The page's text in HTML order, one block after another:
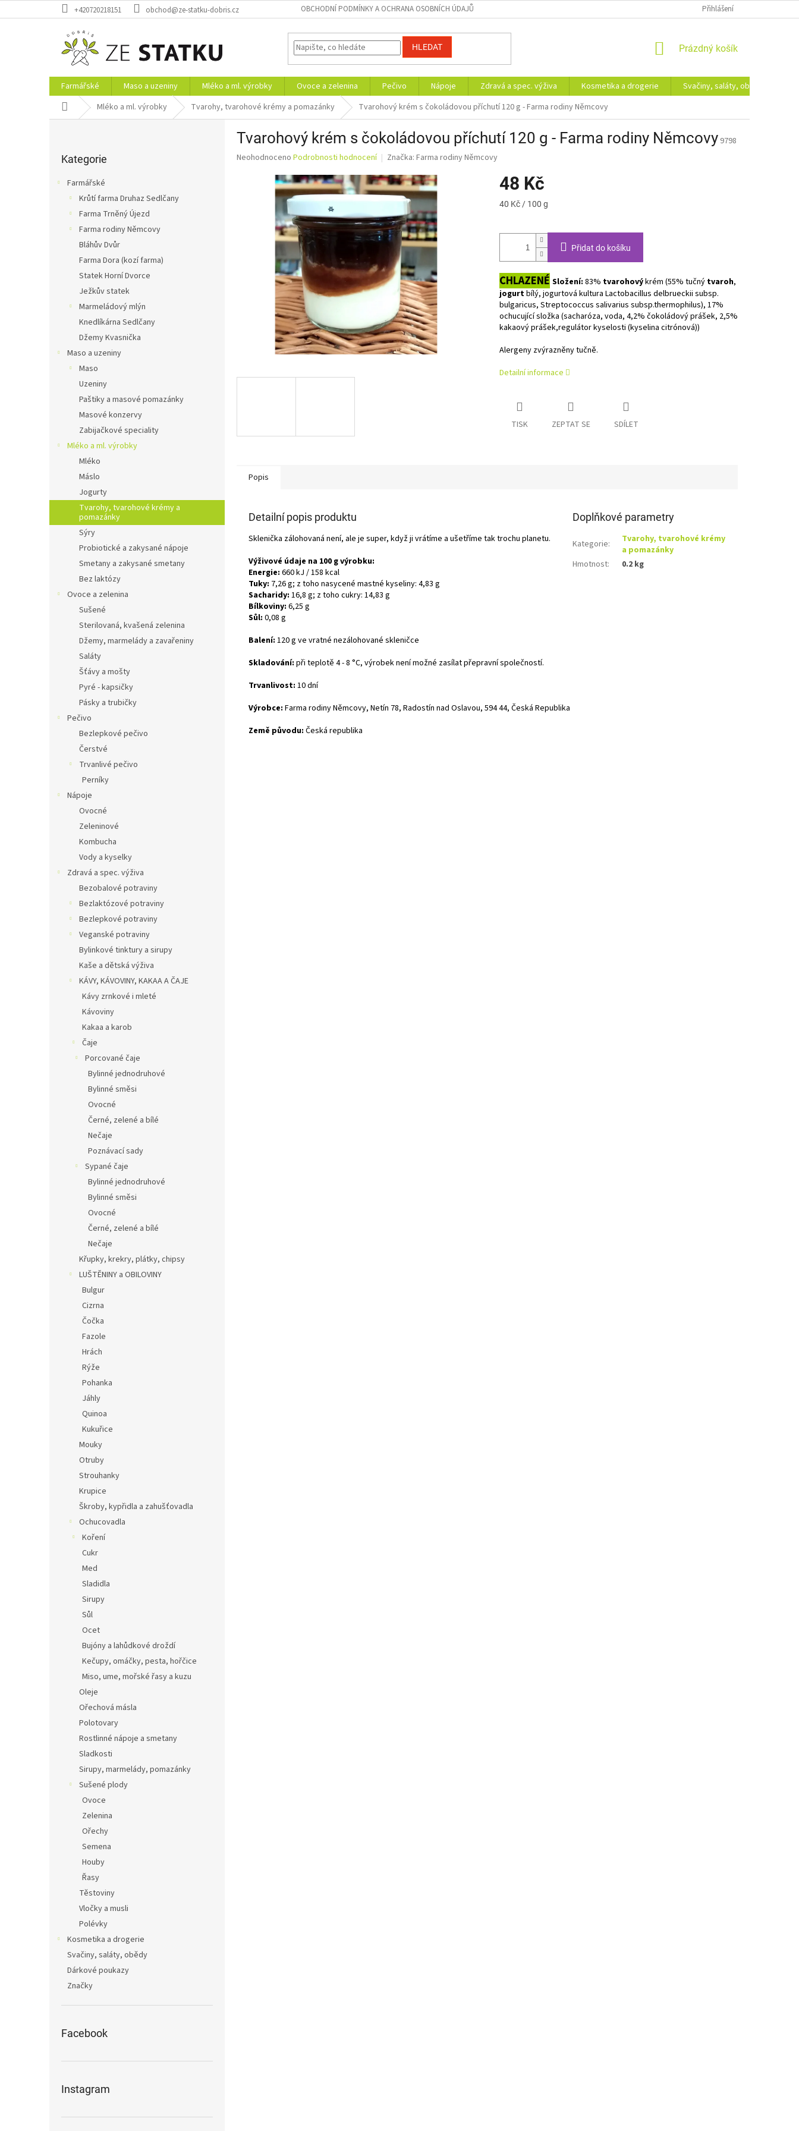
na
+420720218151 obchod@ze-statku-dobris.cz OBCHODNÍ PODMÍNKY A OCHRANA OSOBNÍCH ÚDAJŮ Přihlášení
HLEDAT
NÁKUPNÍ
Prázdný košík
Farmářské Maso a uzeniny Mléko a ml. výrobky Ovoce a zelenina Pečivo Nápoje Zdravá a spec. výživa Kosmetika a drogerie Svačiny, saláty, obědy
Domů Mléko a ml. výrobky Tvarohy, tvarohové krémy a pomazánky Tvarohový krém s čokoládovou příchutí 120 g - Farma rodiny Němcovy
kategorie
Kategorie
Farmářské
Krůtí farma Druhaz Sedlčany
Farma Trněný Újezd
Farma rodiny Němcovy
Bláhův Dvůr
Farma Dora (kozí farma)
Statek Horní Dvorce
Ježkův statek
Marmeládový mlýn
Knedlíkárna Sedlčany
Džemy Kvasnička
Maso a uzeniny
Maso
Uzeniny
Paštiky a masové pomazánky
Masové konzervy
Zabijačkové speciality
Mléko a ml. výrobky
Mléko
Máslo
Jogurty
Tvarohy, tvarohové krémy a
pomazánky
Sýry
Probiotické a zakysané nápoje
Smetany a zakysané smetany
Bez laktózy
Ovoce a zelenina
Sušené
Sterilovaná, kvašená zelenina
Džemy, marmelády a zavařeniny
Saláty
Šťávy a mošty
Pyré - kapsičky
Pásky a trubičky
Pečivo
Bezlepkové pečivo
Čerstvé
Trvanlivé pečivo
Perníky
Nápoje
Ovocné
Zeleninové
Kombucha
Vody a kyselky
Zdravá a spec. výživa
Bezobalové potraviny
Bezlaktózové potraviny
Bezlepkové potraviny
Veganské potraviny
Bylinkové tinktury a sirupy
Kaše a dětská výživa
KÁVY, KÁVOVINY, KAKAA A ČAJE
Kávy zrnkové i mleté
Kávoviny
Kakaa a karob
Čaje
Porcované čaje
Bylinné jednodruhové
Bylinné směsi
Ovocné
Černé, zelené a bílé
Nečaje
Poznávací sady
Sypané čaje
Bylinné jednodruhové
Bylinné směsi
Ovocné
Černé, zelené a bílé
Nečaje
Křupky, krekry, plátky, chipsy
LUŠTĚNINY a OBILOVINY
Bulgur
Cizrna
Čočka
Fazole
Hrách
Rýže
Pohanka
Jáhly
Quinoa
Kukuřice
Mouky
Otruby
Strouhanky
Krupice
Škroby, kypřidla a zahušťovadla
Ochucovadla
Koření
Cukr
Med
Sladidla
Sirupy
Sůl
Ocet
Bujóny a lahůdkové droždí
Kečupy, omáčky, pesta, hořčice
Miso, ume, mořské řasy a kuzu
Oleje
Ořechová másla
Polotovary
Rostlinné nápoje a smetany
Sladkosti
Sirupy, marmelády, pomazánky
Sušené plody
Ovoce
Zelenina
Ořechy
Semena
Houby
Řasy
Těstoviny
Vločky a musli
Polévky
Kosmetika a drogerie
Svačiny, saláty, obědy
Dárkové poukazy
Značky
Facebook
Instagram
Tvarohový krém s čokoládovou příchutí 120 g - Farma rodiny Němcovy 9798
Průměrné
Neohodnoceno Podrobnosti hodnocení Značka: Farma rodiny Němcovy
48 Kč
Měrná
40 Kč / 100 g
Přidat do košíku
CHLAZENÉ Složení: 83% tvarohovýkrém (55% tučný tvaroh,
jogurtbílý, jogurtová kultura Lactobacillus delbrueckii subsp.
bulgaricus, Streptococcus salivarius subsp.thermophilus), 17%
ochucující složka (sacharóza, voda, 4,2% čokoládový prášek, 2,5%
kakaový prášek,regulátor kyselosti (kyselina citrónová))
Alergeny zvýrazněny tučně.
Detailní informace
TISK ZEPTAT SE SDÍLET
Popis
Detailní popis produktu
Sklenička zálohovaná není, ale je super, když ji vrátíme a ušetříme tak trochu planetu.
Výživové údaje na 100 g výrobku:
Energie: 660 kJ / 158 kcal
Tuky: 7,26 g; z toho nasycené mastné kyseliny: 4,83 g
Sacharidy: 16,8 g; z toho cukry: 14,83 g
Bílkoviny: 6,25 g
Sůl: 0,08 g
Balení: 120 g ve vratné nezálohované skleničce
Skladování: při teplotě 4 - 8 °C, výrobek není možné zasílat přepravní společností.
Trvanlivost: 10 dní
Výrobce: Farma rodiny Němcovy, Netín 78, Radostín nad Oslavou, 594 44, Česká Republika
Země původu: Česká republika
Doplňkové parametry
Kategorie:
Tvarohy, tvarohové krémy
a pomazánky
Hmotnost: 0.2 kg